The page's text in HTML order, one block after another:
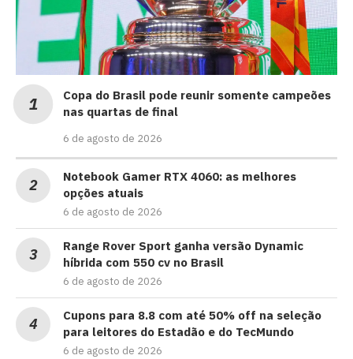
Copa do Brasil pode reunir somente campeões
nas quartas de final
6 de agosto de 2026
Notebook Gamer RTX 4060: as melhores
opções atuais
6 de agosto de 2026
Range Rover Sport ganha versão Dynamic
híbrida com 550 cv no Brasil
6 de agosto de 2026
Cupons para 8.8 com até 50% off na seleção
para leitores do Estadão e do TecMundo
6 de agosto de 2026